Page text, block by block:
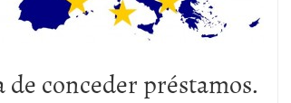
conceder préstamos.